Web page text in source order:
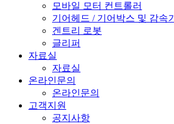
모바일 모터 컨트롤러
기어헤드 / 기어박스 및 감속기
겐트리 로봇
글리퍼
자료실
자료실
온라인문의
온라인문의
고객지원
공지사항